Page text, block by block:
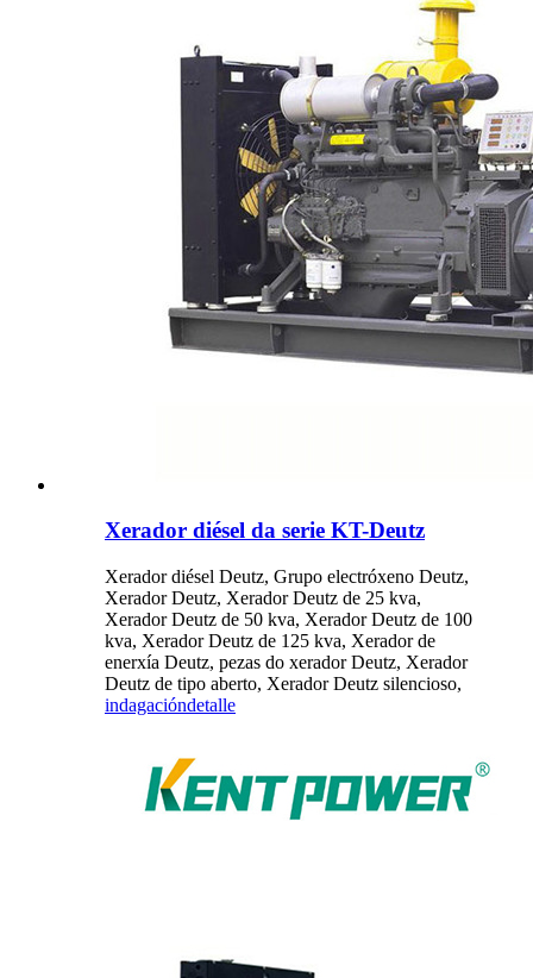
Xerador diésel da serie KT-Deutz
Xerador diésel Deutz, Grupo electróxeno Deutz,
Xerador Deutz, Xerador Deutz de 25 kva,
Xerador Deutz de 50 kva, Xerador Deutz de 100
kva, Xerador Deutz de 125 kva, Xerador de
enerxía Deutz, pezas do xerador Deutz, Xerador
Deutz de tipo aberto, Xerador Deutz silencioso,
indagacióndetalle